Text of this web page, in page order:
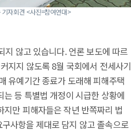
자회견 <사진=참여연대>
지 않고 있습니다. 언론 보도에 따르
지지 않도록 8월 국회에서 전세사기
유예기간 종료가 도래해 피해주택
는 등 특별법 개정이 시급한 상황에
만 피해자들은 작년 반쪽짜리 법
사항을 제대로 담지 않고 졸속으로